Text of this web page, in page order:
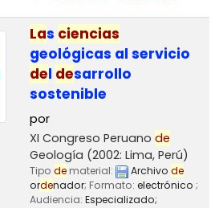
Las ciencias
geológicas al servicio
del desarrollo
sostenible
por
XI Congreso Peruano de
Geología (2002: Lima, Perú)
Tipo dematerial: Archivo de
ordenador; Formato: electrónico ;
Audiencia: Especializado;